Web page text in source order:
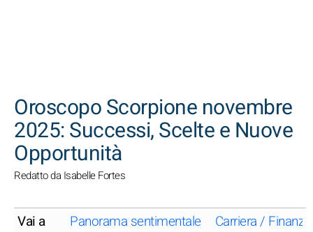
Oroscopo Scorpione novembre
2025: Successi, Scelte e Nuove
Opportunità
Redatto da Isabelle Fortes
Vai a Panorama sentimentale Carriera / Finanze